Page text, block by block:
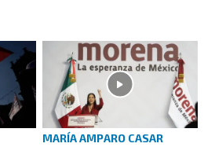
MARÍA AMPARO CASAR